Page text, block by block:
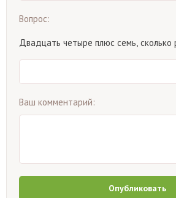
Вопрос:
Двадцать четыре плюс семь, сколько
Ваш комментарий:
Опубликовать